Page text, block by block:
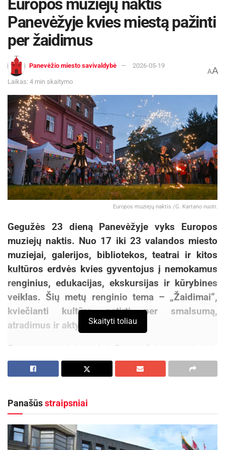
Europos muziejų naktis
Panevėžyje kvies miestą pažinti
per žaidimus
Panevėžio miesto savivaldybė 2026-05-19
Laikas: 4 min skaitymo
AA
Europos muziejų naktis /G. Kartano nuotr.
Gegužės 23 dieną Panevėžyje vyks Europos
muziejų naktis. Nuo 17 iki 23 valandos miesto
muziejai, galerijos, bibliotekos, teatrai ir kitos
kultūros erdvės kvies gyventojus į nemokamus
renginius, edukacijas, ekskursijas ir kūrybines
veiklas. Šių metų renginio tema – „Žaidimai“,
kviečianti kultūrą patirti per smalsumą,
atradimus ir aktyvų dalyvavimą.
Europos muziejų naktį Panevėžyje organizuoja
Panevėžio kraštotyros muziejus, renginį
finansuoja Panevėžio miesto savivaldybė. Prie
ir organizacijų. Visi Europos muziejų nakties
Aktualios naujienos
Skaityti toliau
Panašūsstraipsniai